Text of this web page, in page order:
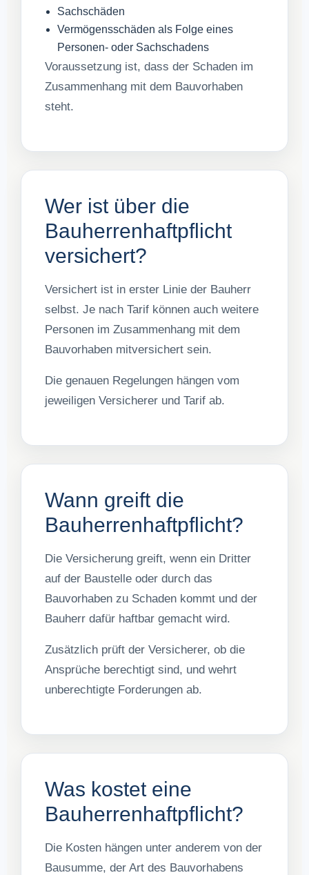
Sachschäden
Vermögensschäden als Folge eines
Personen- oder Sachschadens
Voraussetzung ist, dass der Schaden im
Zusammenhang mit dem Bauvorhaben
steht.
Wer ist über die
Bauherrenhaftpflicht
versichert?
Versichert ist in erster Linie der Bauherr
selbst. Je nach Tarif können auch weitere
Personen im Zusammenhang mit dem
Bauvorhaben mitversichert sein.
Die genauen Regelungen hängen vom
jeweiligen Versicherer und Tarif ab.
Wann greift die
Bauherrenhaftpflicht?
Die Versicherung greift, wenn ein Dritter
auf der Baustelle oder durch das
Bauvorhaben zu Schaden kommt und der
Bauherr dafür haftbar gemacht wird.
Zusätzlich prüft der Versicherer, ob die
Ansprüche berechtigt sind, und wehrt
unberechtigte Forderungen ab.
Was kostet eine
Bauherrenhaftpflicht?
Die Kosten hängen unter anderem von der
Bausumme, der Art des Bauvorhabens